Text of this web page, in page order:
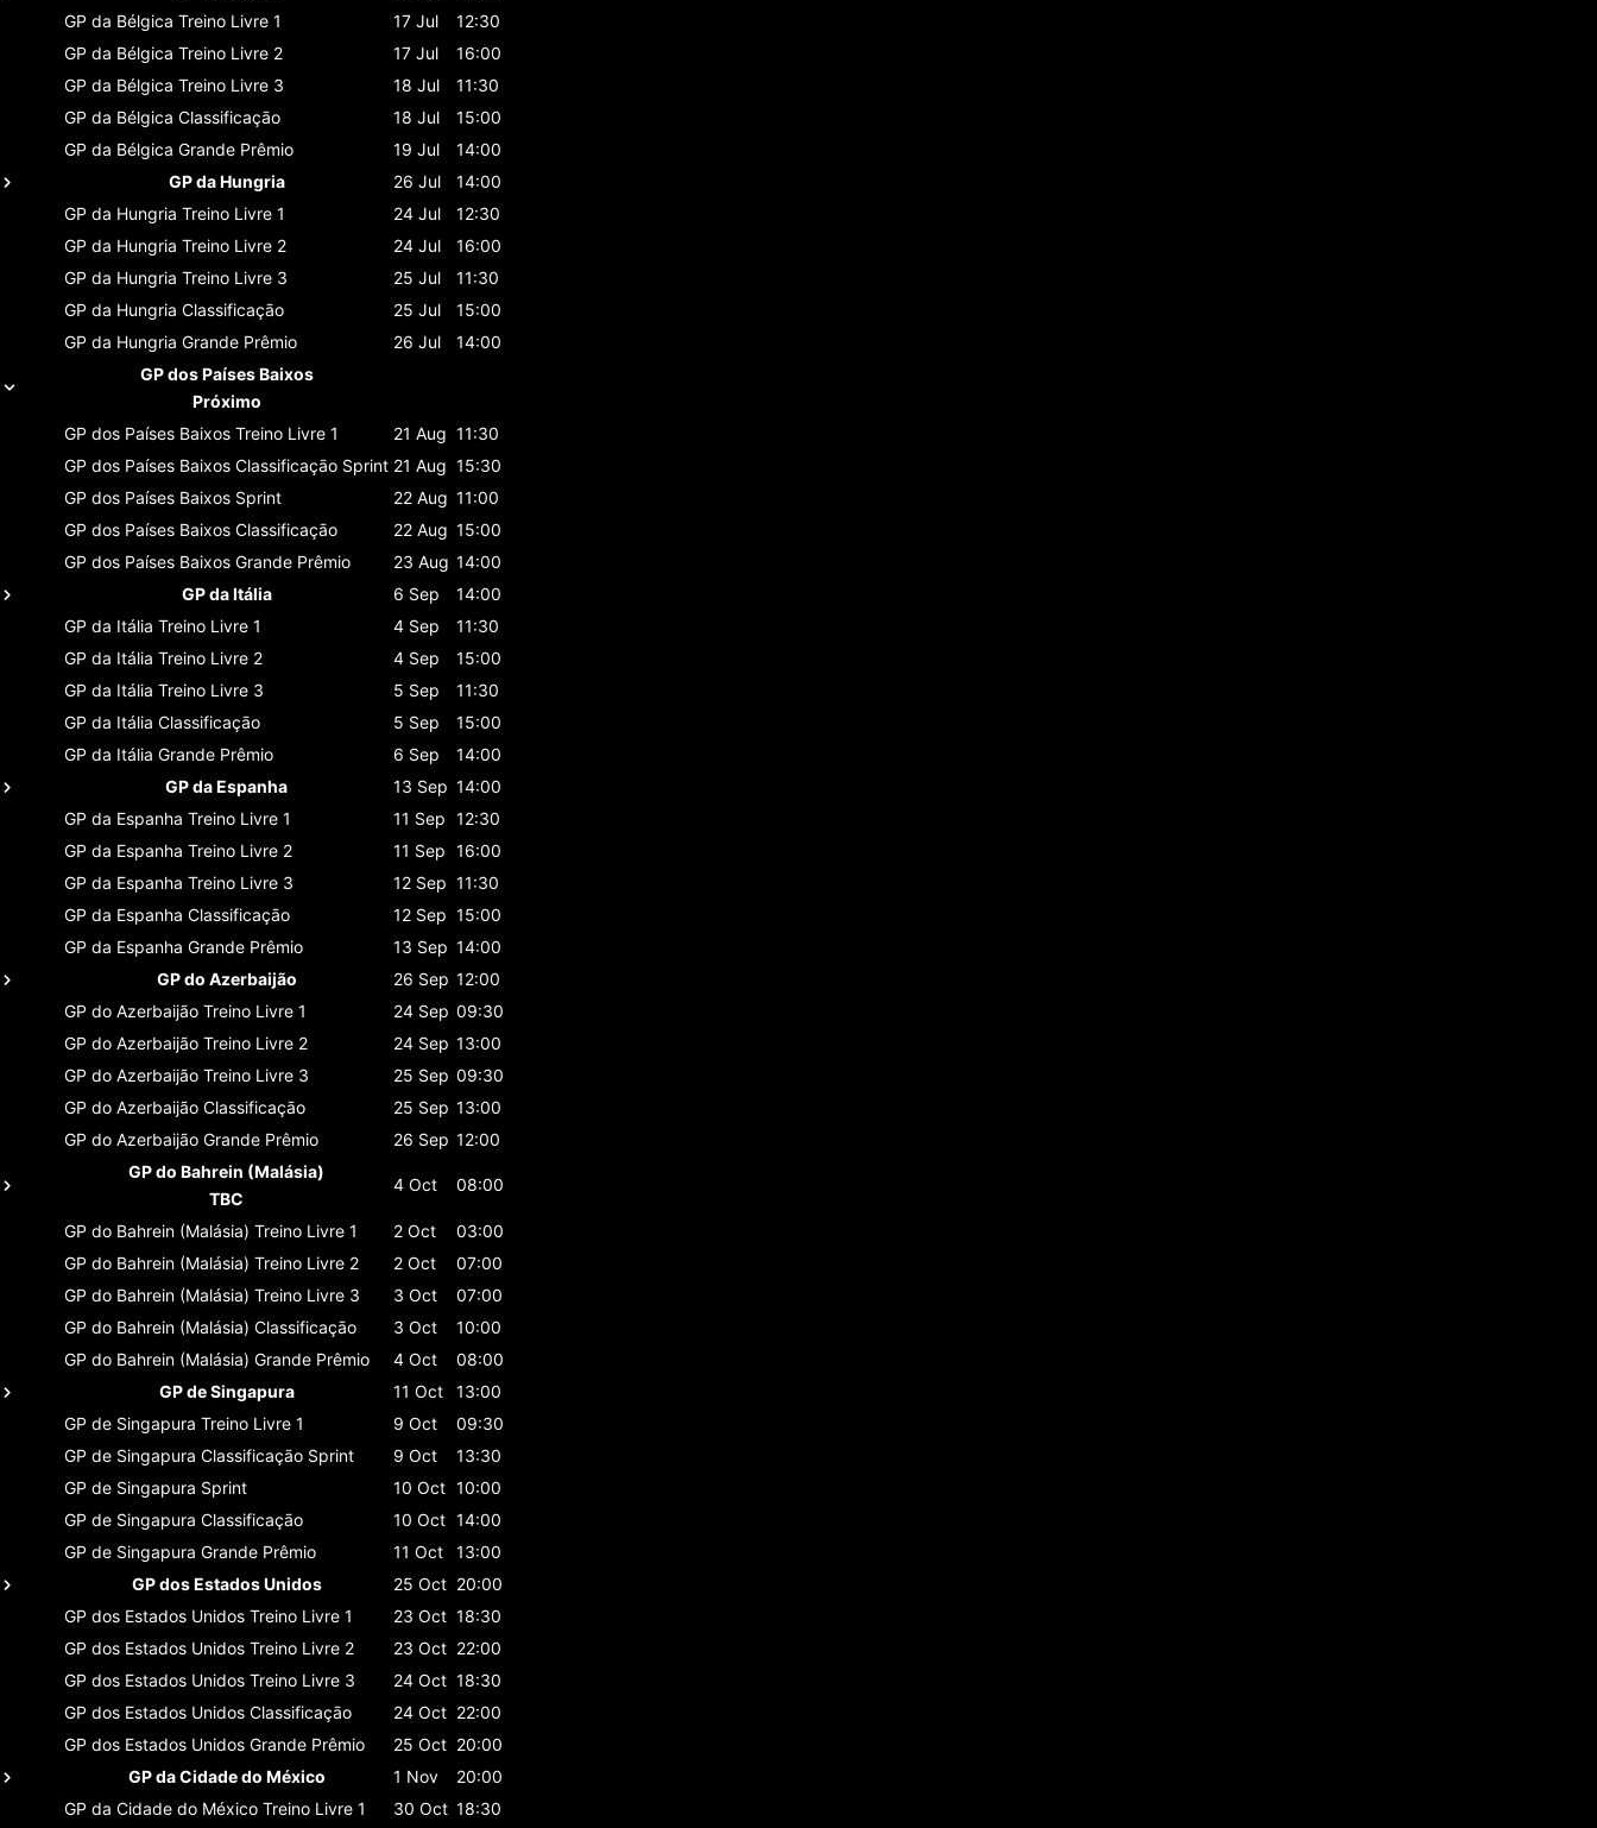
GP da Bélgica Treino Livre 1 17 Jul
12:30
GP da Bélgica Treino Livre 2 17 Jul
16:00
GP da Bélgica Treino Livre 3 18 Jul
11:30
GP da Bélgica Classificaçāo 18 Jul
15:00
GP da Bélgica Grande Prêmio 19 Jul
14:00
GP da Hungria
26 Jul
14:00
GP da Hungria Treino Livre 1 24 Jul
12:30
GP da Hungria Treino Livre 2 24 Jul
16:00
GP da Hungria Treino Livre 3 25 Jul
11:30
GP da Hungria Classificaçāo 25 Jul
15:00
GP da Hungria Grande Prêmio 26 Jul
14:00
GP dos Países Baixos
Próximo
GP dos Países Baixos Treino Livre 1 21 Aug 11:30
GP dos Países Baixos Classificaçāo Sprint 21 Aug 15:30
GP dos Países Baixos Sprint 22 Aug 11:00
GP dos Países Baixos Classificaçāo 22 Aug 15:00
GP dos Países Baixos Grande Prêmio 23 Aug 14:00
GP da Itália
6 Sep
14:00
GP da Itália Treino Livre 1 4 Sep
11:30
GP da Itália Treino Livre 2 4 Sep
15:00
GP da Itália Treino Livre 3 5 Sep
11:30
GP da Itália Classificaçāo 5 Sep
15:00
GP da Itália Grande Prêmio 6 Sep
14:00
GP da Espanha
13 Sep 14:00
GP da Espanha Treino Livre 1 11 Sep 12:30
GP da Espanha Treino Livre 2 11 Sep 16:00
GP da Espanha Treino Livre 3 12 Sep 11:30
GP da Espanha Classificaçāo 12 Sep 15:00
GP da Espanha Grande Prêmio 13 Sep 14:00
GP do Azerbaijão
26 Sep 12:00
GP do Azerbaijão Treino Livre 1 24 Sep 09:30
GP do Azerbaijão Treino Livre 2 24 Sep 13:00
GP do Azerbaijão Treino Livre 3 25 Sep 09:30
GP do Azerbaijão Classificaçāo 25 Sep 13:00
GP do Azerbaijão Grande Prêmio 26 Sep 12:00
GP do Bahrein (Malásia)
TBC
4 Oct 08:00
GP do Bahrein (Malásia) Treino Livre 1 2 Oct
03:00
GP do Bahrein (Malásia) Treino Livre 2 2 Oct
07:00
GP do Bahrein (Malásia) Treino Livre 3 3 Oct
07:00
GP do Bahrein (Malásia) Classificaçāo 3 Oct
10:00
GP do Bahrein (Malásia) Grande Prêmio 4 Oct
08:00
GP de Singapura
11 Oct
13:00
GP de Singapura Treino Livre 1 9 Oct
09:30
GP de Singapura Classificaçāo Sprint 9 Oct
13:30
GP de Singapura Sprint 10 Oct 10:00
GP de Singapura Classificaçāo 10 Oct 14:00
GP de Singapura Grande Prêmio 11 Oct
13:00
GP dos Estados Unidos
25 Oct 20:00
GP dos Estados Unidos Treino Livre 1 23 Oct 18:30
GP dos Estados Unidos Treino Livre 2 23 Oct 22:00
GP dos Estados Unidos Treino Livre 3 24 Oct 18:30
GP dos Estados Unidos Classificaçāo 24 Oct 22:00
GP dos Estados Unidos Grande Prêmio 25 Oct 20:00
GP da Cidade do México
1 Nov
20:00
GP da Cidade do México Treino Livre 1 30 Oct 18:30